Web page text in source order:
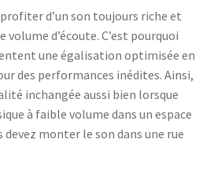
d’un son toujours riche et
d’écoute. C’est pourquoi
une égalisation optimisée en
des performances inédites. Ainsi,
inchangée aussi bien lorsque
à faible volume dans un espace
devez monter le son dans une rue